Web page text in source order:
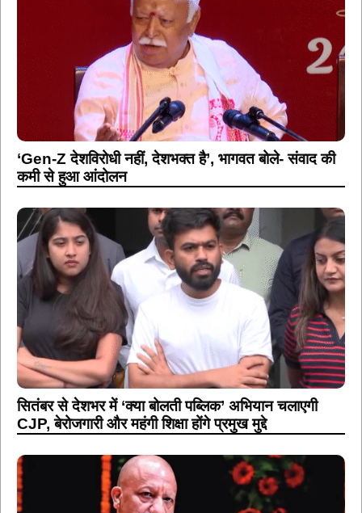
‘Gen-Z देशविरोधी नहीं, देशभक्त है’, भागवत बोले- संवाद की
कमी से हुआ आंदोलन
सितंबर से देशभर में ‘क्या बोलती पब्लिक’ अभियान चलाएगी
CJP, बेरोजगारी और महंगी शिक्षा होंगे प्रमुख मुद्दे